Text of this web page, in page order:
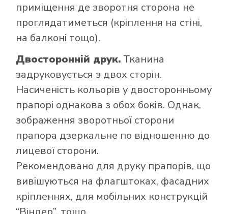
приміщення де зворотня сторона не
проглядатиметься (кріплення на стіні,
на балконі тощо).
Двосторонній друк. Тканина
задруковується з двох сторін.
Насиченість кольорів у двосторонньому
прапорі однакова з обох боків. Однак,
зображення зворотньої сторони
прапора дзеркальне по відношенню до
лицевої сторони.
Рекомендовано для друку прапорів, що
вивішуються на флагштоках, фасадних
кріпленнях, для мобільних конструкцій